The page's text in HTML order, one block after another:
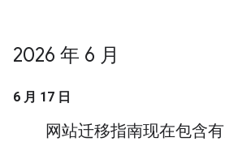
2026 年 6 月
6 月 17 日
网站迁移指南现在包含